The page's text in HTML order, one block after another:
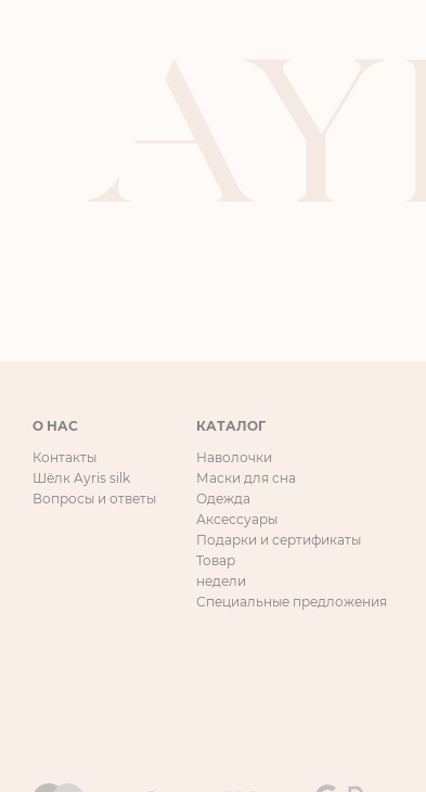
О НАС
Контакты
Шёлк Ayris silk
Вопросы и ответы
КАТАЛОГ
Наволочки
Маски для сна
Одежда
Аксессуары
Подарки и сертификаты
Товар
недели
Специальные предложения